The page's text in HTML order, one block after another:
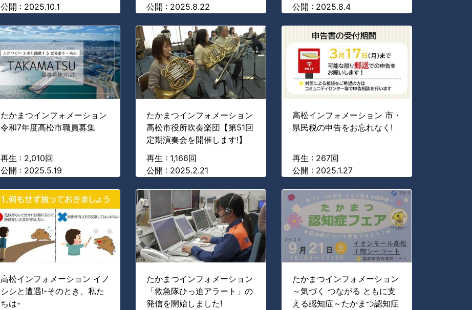
公開 : 2025.10.1 公開 : 2025.8.22 公開 : 2025.8.4
たかまつインフォメーション
令和7年度高松市職員募集
再生 : 2,010回
公開 : 2025.5.19
たかまつインフォメーション
高松市役所吹奏楽団【第51回
定期演奏会を開催します!】
再生 : 1,166回
公開 : 2025.2.21
高松インフォメーション 市・
県民税の申告をお忘れなく!
再生 : 267回
公開 : 2025.1.27
高松インフォメーション イノ
シシと遭遇!-そのとき、私た
ちは-
たかまつインフォメーション
「救急隊ひっ迫アラート」の
発信を開始しました!
たかまつインフォメーション
～気づく つながる ともに支
える認知症～たかまつ認知症